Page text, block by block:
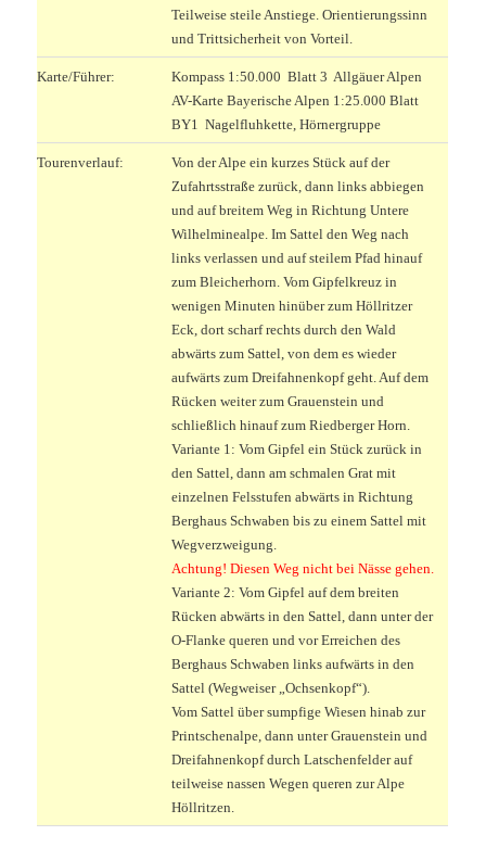
Teilweise steile Anstiege. Orientierungssinn
und Trittsicherheit von Vorteil.
Karte/Führer:
Kompass 1:50.000 Blatt 3 Allgäuer Alpen
AV-Karte Bayerische Alpen 1:25.000 Blatt
BY1 Nagelfluhkette, Hörnergruppe
Tourenverlauf:
Von der Alpe ein kurzes Stück auf der
Zufahrtsstraße zurück, dann links abbiegen
und auf breitem Weg in Richtung Untere
Wilhelminealpe. Im Sattel den Weg nach
links verlassen und auf steilem Pfad hinauf
zum Bleicherhorn. Vom Gipfelkreuz in
wenigen Minuten hinüber zum Höllritzer
Eck, dort scharf rechts durch den Wald
abwärts zum Sattel, von dem es wieder
aufwärts zum Dreifahnenkopf geht. Auf dem
Rücken weiter zum Grauenstein und
schließlich hinauf zum Riedberger Horn.
Variante 1: Vom Gipfel ein Stück zurück in
den Sattel, dann am schmalen Grat mit
einzelnen Felsstufen abwärts in Richtung
Berghaus Schwaben bis zu einem Sattel mit
Wegverzweigung.
Achtung! Diesen Weg nicht bei Nässe gehen.
Variante 2: Vom Gipfel auf dem breiten
Rücken abwärts in den Sattel, dann unter der
O-Flanke queren und vor Erreichen des
Berghaus Schwaben links aufwärts in den
Sattel (Wegweiser „Ochsenkopf“).
Vom Sattel über sumpfige Wiesen hinab zur
Printschenalpe, dann unter Grauenstein und
Dreifahnenkopf durch Latschenfelder auf
teilweise nassen Wegen queren zur Alpe
Höllritzen.